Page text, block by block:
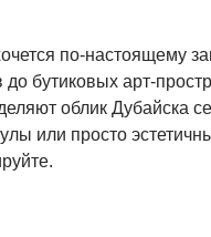
по-настоящему
бутиковых арт-
облик Дубайска
или просто